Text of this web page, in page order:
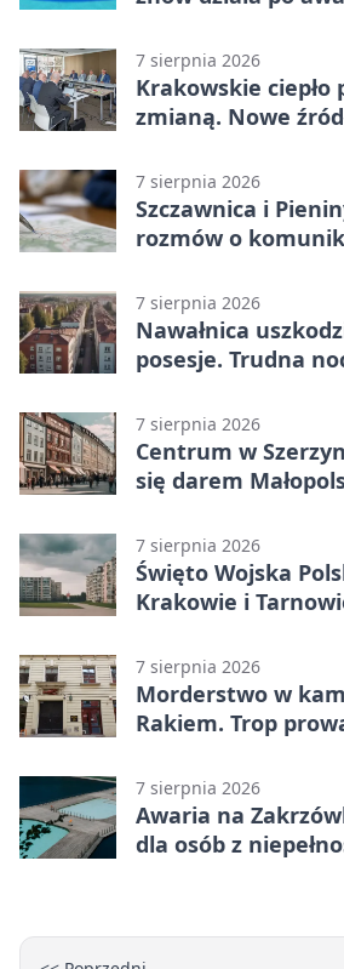
7 sierpnia 2026
Krakowskie ciepło
zmianą. Nowe
7 sierpnia 2026
Szczawnica i
rozmów o
7 sierpnia 2026
Nawałnica
posesje. Trudna
7 sierpnia 2026
Centrum w
się darem
7 sierpnia 2026
Święto Wojska
Krakowie i
7 sierpnia 2026
Morderstwo w
Rakiem. Trop
7 sierpnia 2026
Awaria na
dla osób z